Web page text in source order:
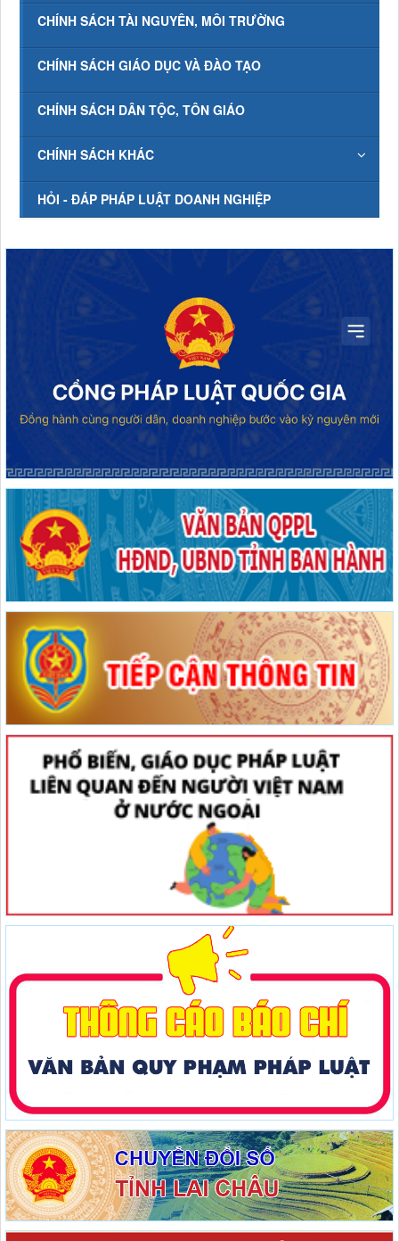
CHÍNH SÁCH TÀI NGUYÊN, MÔI TRƯỜNG
CHÍNH SÁCH GIÁO DỤC VÀ ĐÀO TẠO
CHÍNH SÁCH DÂN TỘC, TÔN GIÁO
CHÍNH SÁCH KHÁC
HỎI - ĐÁP PHÁP LUẬT DOANH NGHIỆP